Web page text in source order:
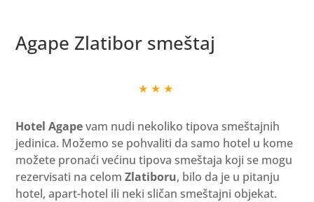
Agape Zlatibor smeštaj
★ ★ ★
Hotel Agapevam nudi nekoliko tipova smeštajnih
jedinica. Možemo se pohvaliti da samo hotel u kome
možete pronaći većinu tipova smeštaja koji se mogu
rezervisati na celomZlatiboru, bilo da je u pitanju
hotel, apart-hotel ili neki sličan smeštajni objekat.